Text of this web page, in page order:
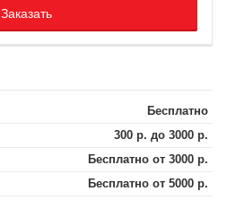
Заказать
Бесплатно
300 р. до 3000 р.
Бесплатно от 3000 р.
Бесплатно от 5000 р.